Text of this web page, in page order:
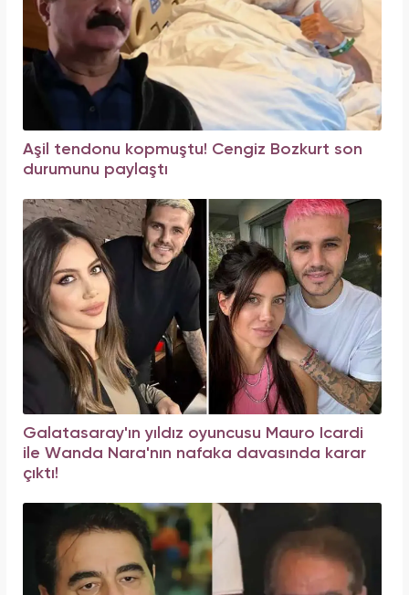
Aşil tendonu kopmuştu! Cengiz Bozkurt son
durumunu paylaştı
Galatasaray'ın yıldız oyuncusu Mauro Icardi
ile Wanda Nara'nın nafaka davasında karar
çıktı!